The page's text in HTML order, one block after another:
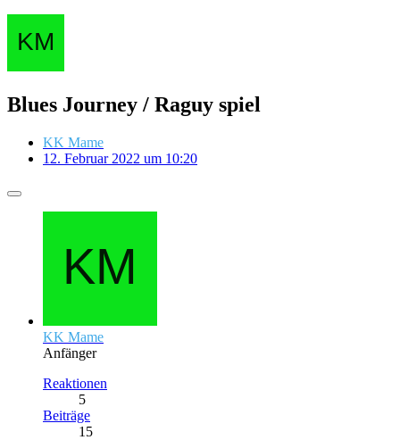
Blues Journey / Raguy spiel
KK Mame
12. Februar 2022 um 10:20
KK Mame
Anfänger
Reaktionen
5
Beiträge
15